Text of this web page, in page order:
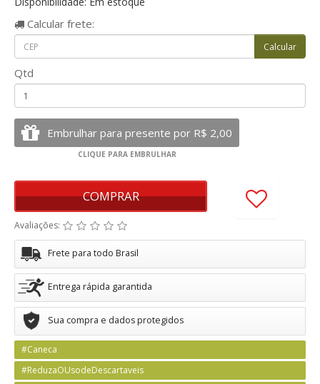
Calcular frete:
Qtd
COMPRAR
Avaliações:
Frete para todo Brasil
Entrega rápida garantida
Sua compra e dados protegidos
#Caneca
#ReduzaOUsodeDescartaveis